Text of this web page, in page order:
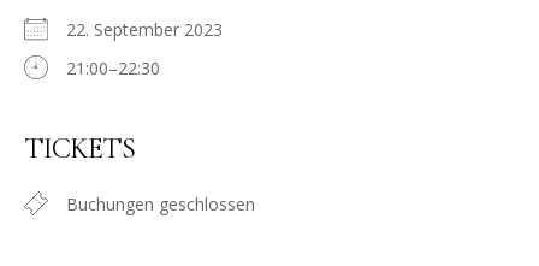
22. September 2023
21:00–22:30
TICKETS
Buchungen geschlossen